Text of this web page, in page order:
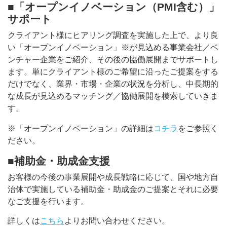
■「オープンイノベーション（PMI含む）」
サポート
クライアント様にヒアリング調査を実施した上で、より良
い「オープンイノベーション」※が見込める事業会社／ベ
ンチャー企業をご紹介、その後の協働展開までサポートし
ます。単にクライアント様のご希望に沿ったご提案をする
だけでなく、業界・市場・企業の状況を分析し、中長期的
な成長が見込めるマッチング／協働展開を模索していきま
す。
※「オープンイノベーション」の詳細はコチラ をご参照く
ださい。
■補助金・助成金支援
お客様の今後の事業展開や成長戦略に応じて、国や地方自
治体で実施している補助金・助成金のご提案とそれに必要
なご支援を行います。
詳しくはこちら よりお問い合わせください。